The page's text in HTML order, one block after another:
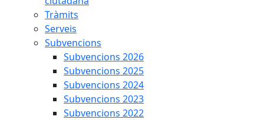
Tràmits
Serveis
Subvencions
Subvencions 2026
Subvencions 2025
Subvencions 2024
Subvencions 2023
Subvencions 2022